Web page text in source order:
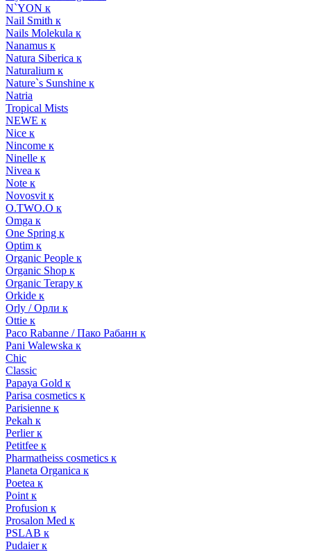
N`YON к
Nail Smith к
Nails Molekula к
Nanamus к
Natura Siberica к
Naturalium к
Nature`s Sunshine к
Natria
Tropical Mists
NEWE к
Nice к
Nincome к
Ninelle к
Nivea к
Note к
Novosvit к
O.TWO.O к
Omga к
One Spring к
Optim к
Organic People к
Organic Shop к
Organic Terapy к
Orkide к
Orly / Орли к
Ottie к
Paco Rabanne / Пако Рабанн к
Pani Walewska к
Chic
Classic
Papaya Gold к
Parisa cosmetics к
Parisienne к
Pekah к
Perlier к
Petitfee к
Pharmatheiss cosmetics к
Planeta Organica к
Poetea к
Point к
Profusion к
Prosalon Med к
PSLAB к
Pudaier к